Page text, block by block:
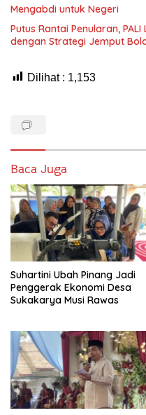
Mengabdi untuk Negeri
Putus Rantai Penularan,
dengan Strategi Jemput
Dilihat : 1,153
Baca Juga
Suhartini Ubah Pinang Jadi
Penggerak Ekonomi Desa
Sukakarya Musi Rawas